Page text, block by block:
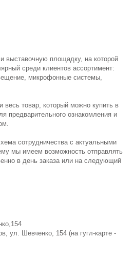
выставочную площадку, на которой
среди клиентов ассортимент:
микрофонные системы,
весь товар, который можно купить в
предварительного ознакомления и
сотрудничества с актуальными
мы имеем возможность отправлять
в день заказа или на следующий
ул. Шевченко, 154 (на гугл-карте -